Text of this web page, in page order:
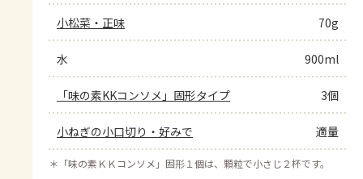
小松菜・正味 70g
水 900ml
「味の素KKコンソメ」固形タイプ 3個
小ねぎの小口切り・好みで 適量
＊ 「味の素ＫＫコンソメ」固形１個は、顆粒で小さじ２杯です。